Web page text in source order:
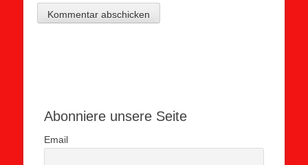
Abonniere unsere Seite
Email